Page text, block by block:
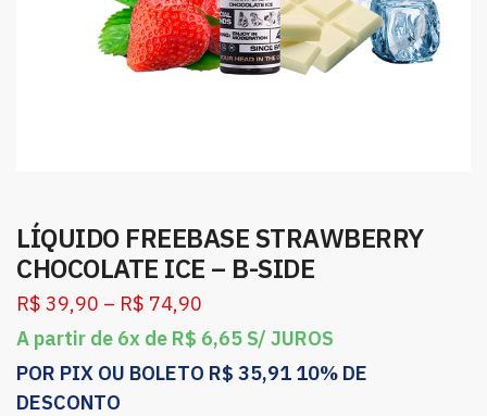
LÍQUIDO FREEBASE STRAWBERRY
CHOCOLATE ICE – B-SIDE
R$ 39,90 – R$ 74,90
A partir de 6x de R$ 6,65 S/ JUROS
POR PIX OU BOLETO R$ 35,91 10% DE
DESCONTO